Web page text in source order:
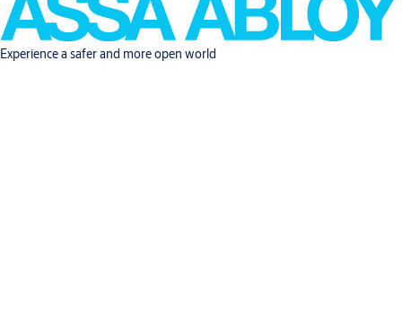
Experience a safer and more open world